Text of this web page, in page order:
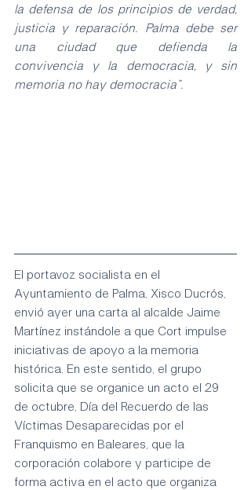
la defensa de los principios de verdad,
justicia y reparación. Palma debe ser
una ciudad que defienda la
convivencia y la democracia, y sin
memoria no hay democracia”.
El portavoz socialista en el
Ayuntamiento de Palma, Xisco Ducrós,
envió ayer una carta al alcalde Jaime
Martínez instándole a que Cort impulse
iniciativas de apoyo a la memoria
histórica. En este sentido, el grupo
solicita que se organice un acto el 29
de octubre, Día del Recuerdo de las
Víctimas Desaparecidas por el
Franquismo en Baleares, que la
corporación colabore y participe de
forma activa en el acto que organiza